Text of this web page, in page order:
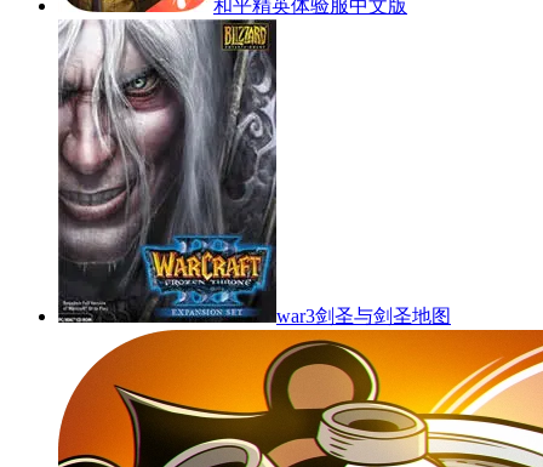
和平精英体验服中文版
war3剑圣与剑圣地图